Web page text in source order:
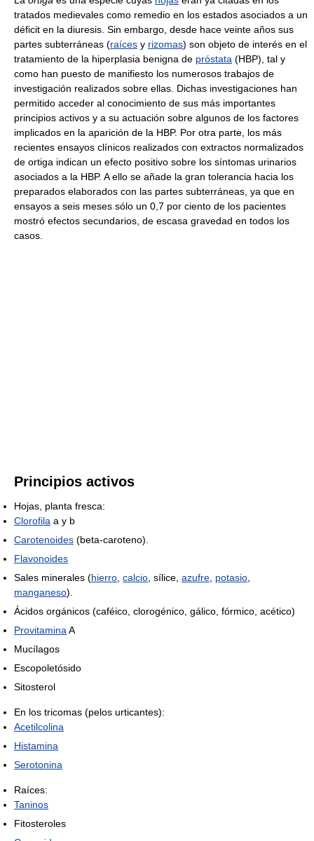
tratados medievales como remedio en los estados asociados a un
déficit en la diuresis. Sin embargo, desde hace veinte años sus
partes subterráneas (raíces y rizomas) son objeto de interés en el
tratamiento de la hiperplasia benigna de próstata (HBP), tal y
como han puesto de manifiesto los numerosos trabajos de
investigación realizados sobre ellas. Dichas investigaciones han
permitido acceder al conocimiento de sus más importantes
principios activos y a su actuación sobre algunos de los factores
implicados en la aparición de la HBP. Por otra parte, los más
recientes ensayos clínicos realizados con extractos normalizados
de ortiga indican un efecto positivo sobre los síntomas urinarios
asociados a la HBP. A ello se añade la gran tolerancia hacia los
preparados elaborados con las partes subterráneas, ya que en
ensayos a seis meses sólo un 0,7 por ciento de los pacientes
mostró efectos secundarios, de escasa gravedad en todos los
casos.
Principios activos
Hojas, planta fresca:
Clorofila a y b
Carotenoides (beta-caroteno).
Flavonoides
Sales minerales (hierro calcio , sílice, azufre potasio
manganeso).
Ácidos orgánicos (caféico, clorogénico, gálico, fórmico, acético)
Provitamina A
Mucílagos
Escopoletósido
Sitosterol
En los tricomas (pelos urticantes):
Acetilcolina
Histamina
Serotonina
Raíces:
Taninos
Fitosteroles